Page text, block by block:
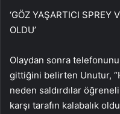
‘GÖZ YAŞARTICI SPREY
OLDU’
Olaydan sonra
gittiğini belirten Unutur,
neden saldırdılar
karşı tarafın kalabalık